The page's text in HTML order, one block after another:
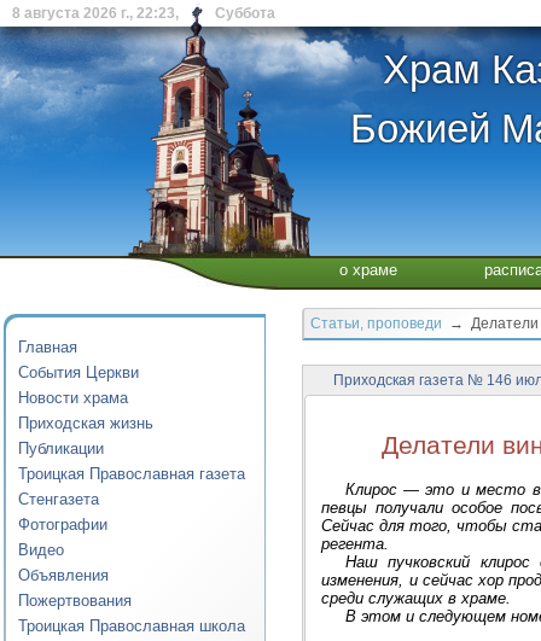
8 августа 2026 г., 22:23, Суббота
Храм
Божией
о храме
Главная
События Церкви
Новости храма
Приходская жизнь
Публикации
Троицкая Православная газета
Стенгазета
Фотографии
Видео
Объявления
Пожертвования
Троицкая Православная школа
Статьи, проповеди → Делатели
Приходская газета № 146
Делатели
Клирос — это и место в
певцы получали особое
Сейчас для того, чтобы
регента.
Наш пучковский
изменения, и сейчас хор
среди служащих в храме.
В этом и следующем